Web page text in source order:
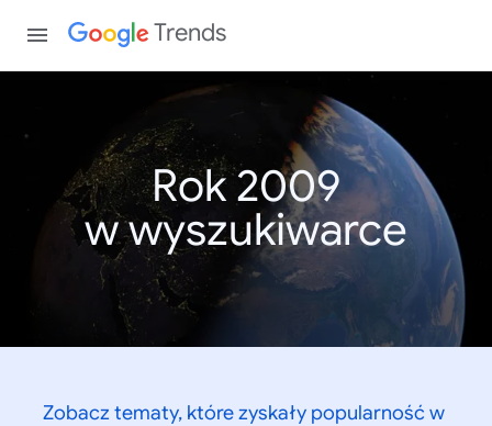
Trends
Rok 2009
w wyszukiwarce
Zobacz tematy, które zyskały popularność w